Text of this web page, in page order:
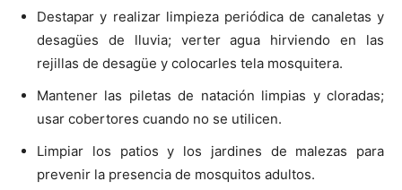
Destapar y realizar limpieza periódica de canaletas y
desagües de lluvia; verter agua hirviendo en las
rejillas de desagüe y colocarles tela mosquitera.
Mantener las piletas de natación limpias y cloradas;
usar cobertores cuando no se utilicen.
Limpiar los patios y los jardines de malezas para
prevenir la presencia de mosquitos adultos.